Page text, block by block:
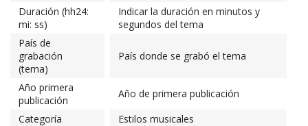
Duración (hh24:
mi: ss)
Indicar la duración en minutos y
segundos del tema
País de
grabación
(tema)
País donde se grabó el tema
Año primera
publicación
Año de primera publicación
Categoría
Estilos musicales